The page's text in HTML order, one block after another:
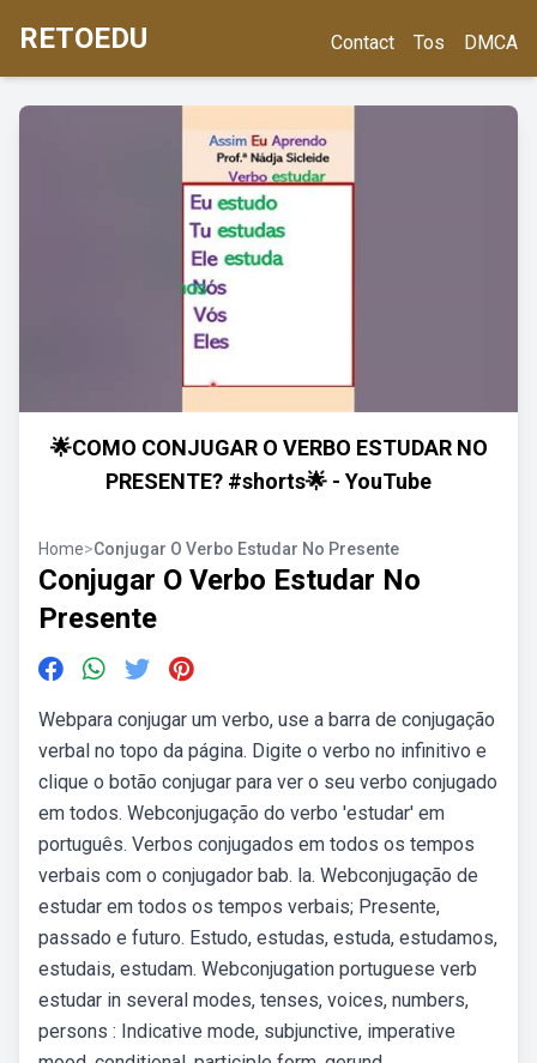
RETOEDU Contact Tos DMCA
🌟COMO CONJUGAR O VERBO ESTUDAR NO
PRESENTE? #shorts🌟 - YouTube
Home>Conjugar O Verbo Estudar No Presente
Conjugar O Verbo Estudar No
Presente
Webpara conjugar um verbo, use a barra de conjugação
verbal no topo da página. Digite o verbo no infinitivo e
clique o botão conjugar para ver o seu verbo conjugado
em todos. Webconjugação do verbo 'estudar' em
português. Verbos conjugados em todos os tempos
verbais com o conjugador bab. la. Webconjugação de
estudar em todos os tempos verbais; Presente,
passado e futuro. Estudo, estudas, estuda, estudamos,
estudais, estudam. Webconjugation portuguese verb
estudar in several modes, tenses, voices, numbers,
persons : Indicative mode, subjunctive, imperative